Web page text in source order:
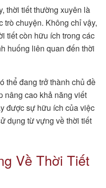
thời tiết thường xuyên là
chuyện. Không chỉ vậy,
tiết còn hữu ích trong các
huống liên quan đến thời
thể đang trở thành chủ đề
nâng cao khả năng viết
được sự hữu ích của việc
dụng từ vựng về thời tiết
Về Thời Tiết